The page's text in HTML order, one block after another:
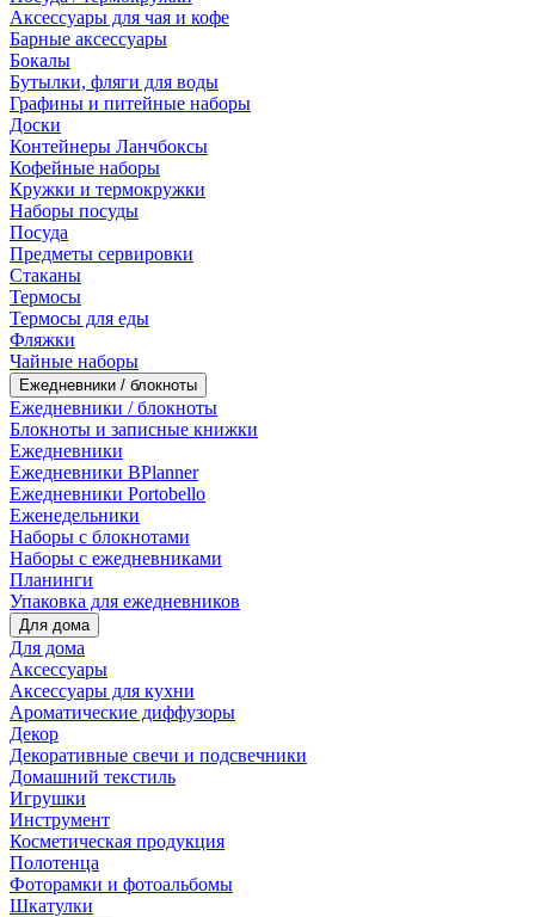
Аксессуары для чая и кофе
Барные аксессуары
Бокалы
Бутылки, фляги для воды
Графины и питейные наборы
Доски
Контейнеры Ланчбоксы
Кофейные наборы
Кружки и термокружки
Наборы посуды
Посуда
Предметы сервировки
Стаканы
Термосы
Термосы для еды
Фляжки
Чайные наборы
Ежедневники / блокноты
Ежедневники / блокноты
Блокноты и записные книжки
Ежедневники
Ежедневники BPlanner
Ежедневники Portobello
Еженедельники
Наборы с блокнотами
Наборы с ежедневниками
Планинги
Упаковка для ежедневников
Для дома
Для дома
Аксессуары
Аксессуары для кухни
Ароматические диффузоры
Декор
Декоративные свечи и подсвечники
Домашний текстиль
Игрушки
Инструмент
Косметическая продукция
Полотенца
Фоторамки и фотоальбомы
Шкатулки